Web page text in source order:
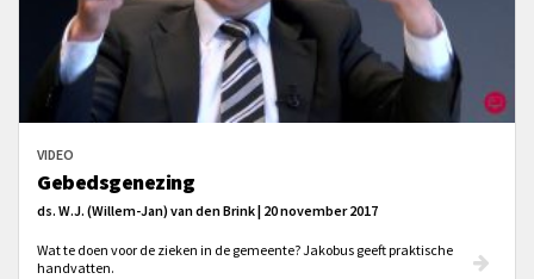
VIDEO
Gebedsgenezing
ds. W.J. (Willem-Jan) van den Brink | 20 november 2017
Wat te doen voor de zieken in de gemeente? Jakobus geeft praktische
handvatten.